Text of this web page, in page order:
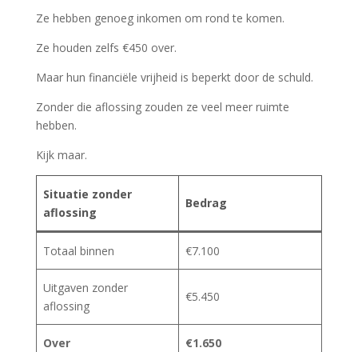
Ze hebben genoeg inkomen om rond te komen.
Ze houden zelfs €450 over.
Maar hun financiële vrijheid is beperkt door de schuld.
Zonder die aflossing zouden ze veel meer ruimte
hebben.
Kijk maar.
Situatie zonder
aflossing
Bedrag
Totaal binnen €7.100
Uitgaven zonder
aflossing
€5.450
Over €1.650